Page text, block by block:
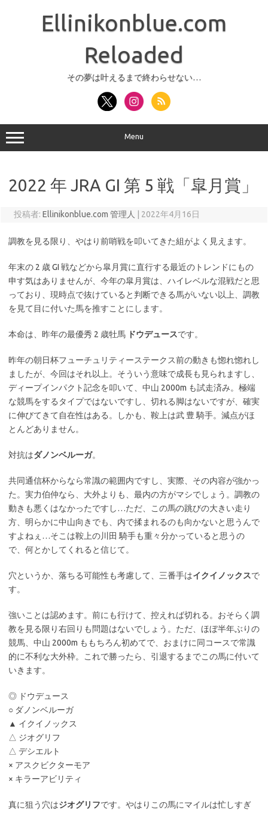
Ellinikonblue.com
Reloaded
その夢は叶えるまで終わらせない…
Menu
2022 年 JRA GI 第 5 戦「皐月賞」
投稿者: Ellinikonblue.com 管理人 2022年4月16日
調教を見る限り、やはり前哨戦を叩いてきた組がよく見えます。
年末の 2 歳 GI 戦などから皐月賞に直行する最近のトレンドにもの
申す気はありませんが、今年の皐月賞は、ハイレベルな混戦だと思
っており、現時点で抜けていると判断できる馬がいない以上、調教
を見て目に付いた馬を推すことにします。
本命は、昨年の最優秀 2 歳牡馬 ドウデュースです。
昨年の朝日杯フューチュリティーステークス前の動きも惚れ惚れし
ましたが、今回はそれ以上。そういう意味で成長も見られますし、
ディープインパクト記念を叩いて、中山 2000m も試走済み。極端
な競馬をするタイプではないですし、切れる脚はないですが、確実
に伸びてきて自在性はある。しかも、鞍上は武 豊 騎手。減点がほ
とんどありません。
対抗はダノンベルーガ。
共同通信杯からなら常識の範囲内ですし、実際、その内容が強かっ
た。実力伯仲なら、大外よりも、最内の方がマシでしょう。調教の
動きも悪くはなかったですし…ただ、この馬の跳びの大きい走り
方、明らかに中山向きでも、内で揉まれるのも向かないと思うんで
すよねぇ…そこは鞍上の川田 騎手も重々分かっていると思うの
で、何とかしてくれると信じて。
穴というか、落ちる可能性も考慮して、三番手はイクイノックスで
す。
強いことは認めます。前にも行けて、控えれば切れる。おそらく調
教を見る限り右回りも問題はないでしょう。ただ、ほぼ半年ぶりの
競馬、中山 2000m ももちろん初めてで、おまけに同コースで常識
的に不利な大外枠。これで勝ったら、引退するまでこの馬に付いて
いきます。
◎ ドウデュース
○ ダノンベルーガ
▲ イクイノックス
△ ジオグリフ
△ デシエルト
× アスクビクターモア
× キラーアビリティ
真に狙う穴はジオグリフです。やはりこの馬にマイルは忙しすぎ